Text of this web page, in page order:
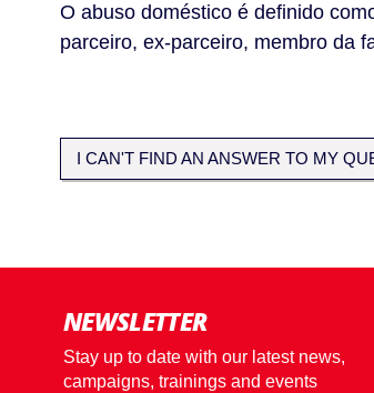
O abuso doméstico é definido
parceiro, ex-parceiro, membro da
I CAN'T FIND AN ANSWER TO MY
NEWSLETTER
Stay up to date with our latest news,
campaigns, trainings and events